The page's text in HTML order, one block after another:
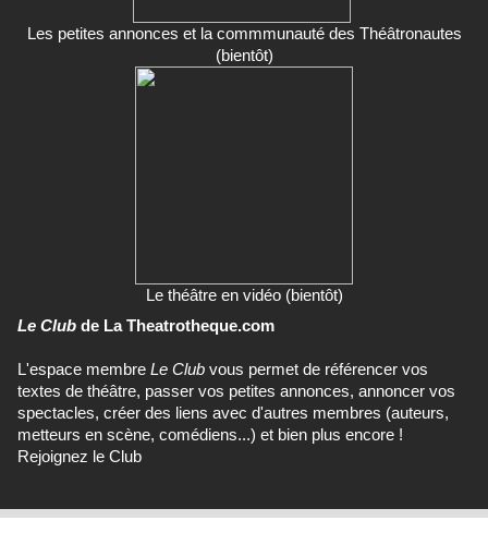
Les petites annonces et la commmunauté des Théâtronautes
(bientôt)
Le théâtre en vidéo (bientôt)
Le Club de La Theatrotheque.com
L'espace membre Le Club vous permet de référencer vos
textes de théâtre, passer vos petites annonces, annoncer vos
spectacles, créer des liens avec d'autres membres (auteurs,
metteurs en scène, comédiens...) et bien plus encore !
Rejoignez le Club